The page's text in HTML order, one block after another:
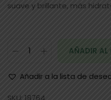
suave y brillante, más
AÑADIR AL
Añadir a la lista de
SKU: 18764